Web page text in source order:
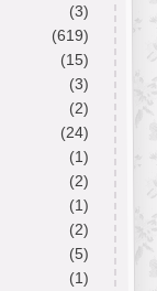
(3)
(619)
(15)
(3)
(2)
(24)
(1)
(2)
(1)
(2)
(5)
(1)